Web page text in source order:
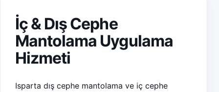
WhatsApp ile Yaz
İç & Dış Cephe
Mantolama Uygulama
Hizmeti
Isparta dış cephe mantolama ve iç cephe